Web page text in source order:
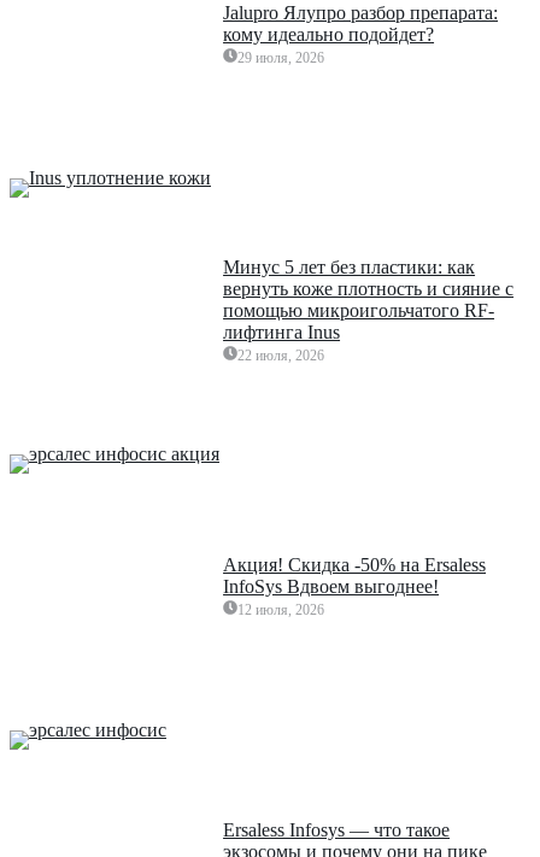
Jalupro Ялупро разбор препарата:
кому идеально подойдет?
29 июля, 2026
Минус 5 лет без пластики: как
вернуть коже плотность и сияние с
помощью микроигольчатого RF-
лифтинга Inus
22 июля, 2026
Акция! Скидка -50% на Ersaless
InfoSys Вдвоем выгоднее!
12 июля, 2026
Ersaless Infosys — что такое
экзосомы и почему они на пике